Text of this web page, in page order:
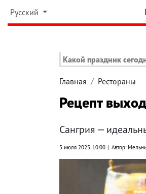
Русский
Какой праздник
Главная Рестораны
Рецепт
Сангрия —
5 июля 2025, 10:00 Автор: